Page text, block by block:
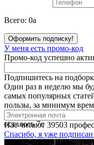
Всего: 0a
Оформить подписку!
У меня есть промо-код
Промо-код успешно
Подпишитесь на
Один раз в неделю мы
самых популярных
пользы, за минимум
Нас читают 39503
Спасибо, я уже
осталось7с